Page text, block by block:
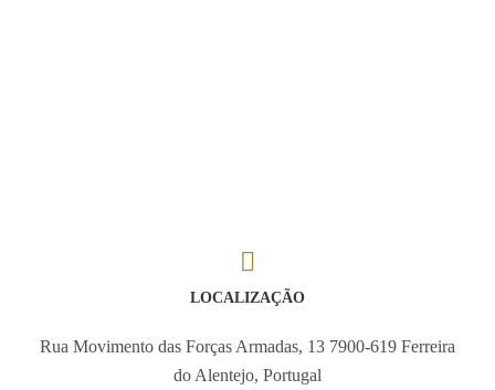
LOCALIZAÇÃO
Rua Movimento das Forças Armadas, 13 7900-619 Ferreira
do Alentejo, Portugal